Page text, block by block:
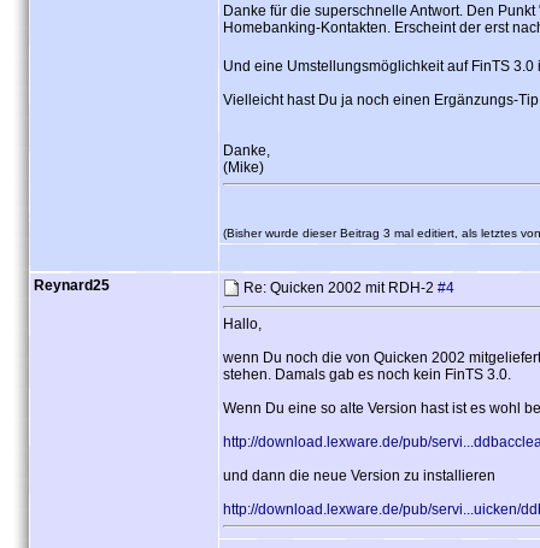
Danke für die superschnelle Antwort. Den
Homebanking-Kontakten. Erscheint der erst
Und eine Umstellungsmöglichkeit auf FinTS
Vielleicht hast Du ja noch einen Ergänzungs-
Danke,
(Mike)
(Bisher wurde dieser Beitrag 3 mal editiert, als letztes
Reynard25 Re: Quicken 2002 mit RDH-2 #4
Hallo,
wenn Du noch die von Quicken 2002
stehen. Damals gab es noch kein FinTS 3.0.
Wenn Du eine so alte Version hast ist es wohl
http://download.lexware.de/pub/
und dann die neue Version zu installieren
http://download.lexware.de/pub/servi...uicken/